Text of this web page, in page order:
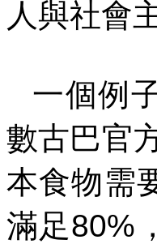
人與社會
一個例
數古巴官
本食物需
滿足80% ，